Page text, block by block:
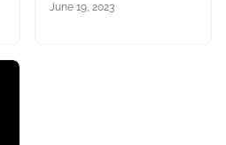
June 19, 2023